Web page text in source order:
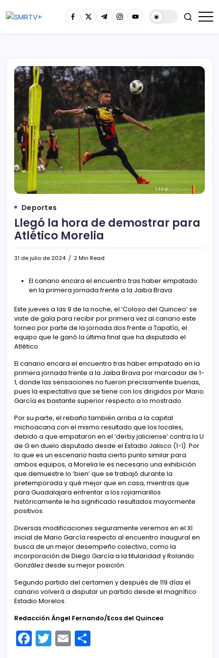
Deportes
Llegó la hora de demostrar para
Atlético Morelia
31 de julio de 2024 2 Min Read
El canario encara el encuentro tras haber empatado
en la primera jornada frente a la Jaiba Brava
Este jueves a las 9 de la noche, el ‘Coloso del Quinceo’ se
viste de gala para recibir por primera vez al canario este
torneo por parte de la jornada dos frente a Tapatío, el
equipo que le ganó la última final que ha disputado el
Atlético.
El canario encara el encuentro tras haber empatado en la
primera jornada frente a la Jaiba Brava por marcador de 1-
1, donde las sensaciones no fueron precisamente buenas,
pues la expectativa que se tiene con los dirigidos por Mario
García es bastante superior respecto a lo mostrado.
Por su parte, el rebaño también arriba a la capital
michoacana con el mismo resultado que los locales,
debido a que empataron en el ‘derby jaliciense’ contra la U
de G en duelo disputado desde el Estadio Jalisco (1-1). Por
lo que es un escenario hasta cierto punto similar para
ambos equipos, a Morelia le es necesario una exhibición
que demuestre lo ‘bien’ que se trabajó durante la
pretemporada y qué mejor que en casa, mientras que
para Guadalajara enfrentar a los rojiamarillos
históricamente le ha significado resultados mayormente
positivos.
Diversas modificaciones seguramente veremos en el XI
inicial de Mario García respecto al encuentro inaugural en
busca de un mejor desempeño colectivo, como la
incorporación de Diego García a la titularidad y Rolando
González desde su mejor posición.
Segundo partido del certamen y después de 119 días el
canario volverá a disputar un partido desde el magnífico
Estadio Morelos.
Redacción Ángel Fernando/Ecos del Quinceo
F T E